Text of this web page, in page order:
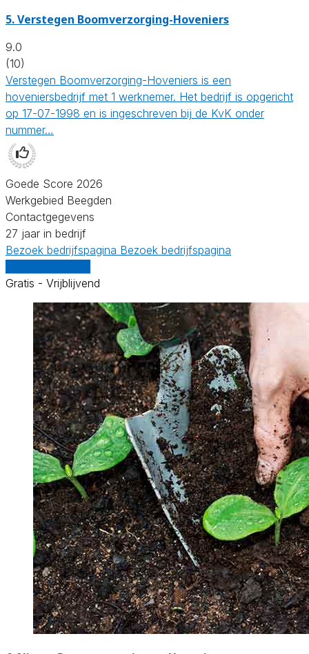
5.Verstegen Boomverzorging-Hoveniers
9.0
(10)
Verstegen Boomverzorging-Hoveniers is een
hoveniersbedrijf met 1 werknemer. Het bedrijf is opgericht
op 17-07-1998 en is ingeschreven bij de KvK onder
nummer…
Goede Score 2026
Werkgebied Beegden
Contactgegevens
27 jaar in bedrijf
Bezoek bedrijfspagina Bezoek bedrijfspagina
Gratis - Vrijblijvend